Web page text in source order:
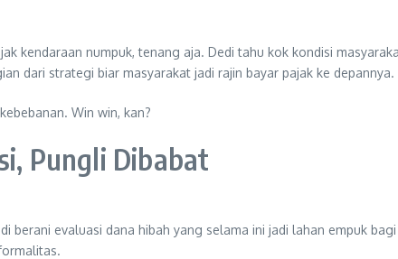
kendaraan numpuk, tenang aja. Dedi tahu kok kondisi
dari strategi biar masyarakat jadi rajin bayar pajak ke depannya.
Win win, kan?
Pungli Dibabat
berani evaluasi dana hibah yang selama ini jadi lahan empuk